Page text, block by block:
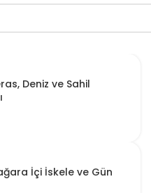
Deniz ve Sahil
İçi İskele ve Gün